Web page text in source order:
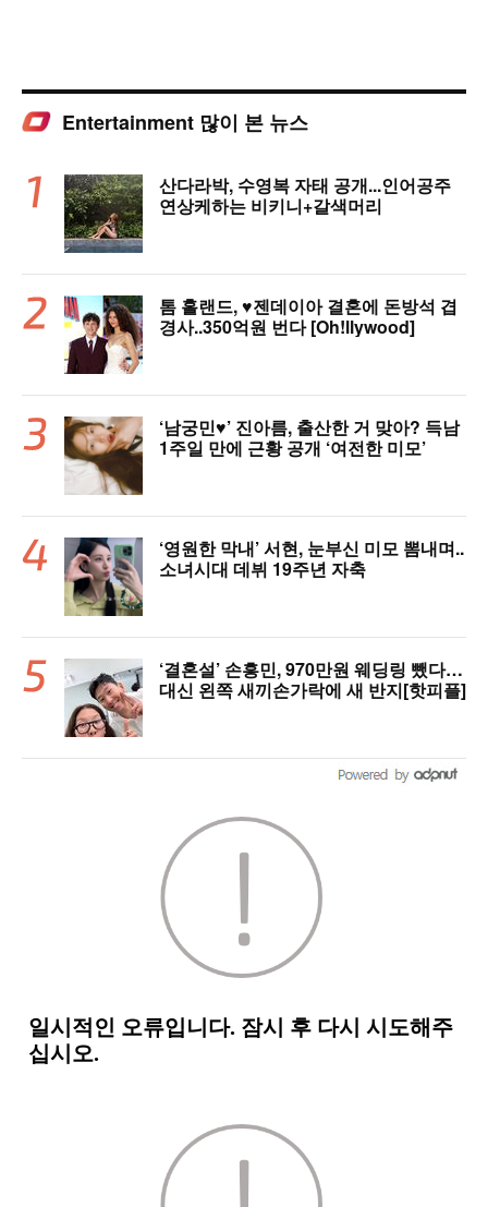
Entertainment 많이 본 뉴스
산다라박, 수영복 자태 공개...인어공주
연상케하는 비키니+갈색머리
톰 홀랜드, ♥︎젠데이아 결혼에 돈방석 겹
경사..350억원 번다 [Oh!llywood]
‘남궁민♥’ 진아름, 출산한 거 맞아? 득남
1주일 만에 근황 공개 ‘여전한 미모’
‘영원한 막내’ 서현, 눈부신 미모 뽐내며..
소녀시대 데뷔 19주년 자축
‘결혼설’ 손흥민, 970만원 웨딩링 뺐다…
대신 왼쪽 새끼손가락에 새 반지[핫피플]